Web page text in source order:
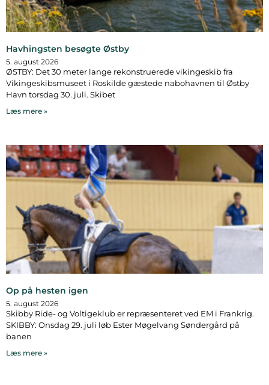
Havhingsten besøgte Østby
5. august 2026
ØSTBY: Det 30 meter lange rekonstruerede vikingeskib fra
Vikingeskibsmuseet i Roskilde gæstede nabohavnen til Østby
Havn torsdag 30. juli. Skibet
Læs mere »
Op på hesten igen
5. august 2026
Skibby Ride- og Voltigeklub er repræsenteret ved EM i Frankrig.
SKIBBY: Onsdag 29. juli løb Ester Møgelvang Søndergård på
banen
Læs mere »